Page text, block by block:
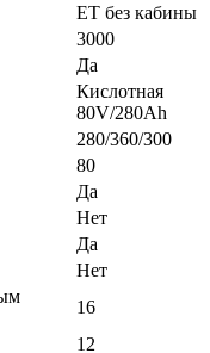
ЕТ без кабины
3000
Да
Кислотная
80V/280Ah
280/360/300
80
Да
Нет
Да
Нет
16
12